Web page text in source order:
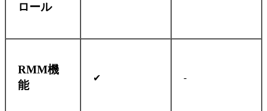
ロール
RMM機
能
✔ -